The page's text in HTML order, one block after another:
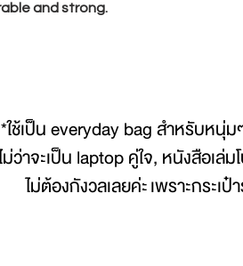
and strong.
*ใช้เป็น everyday bag สำหรับหนุ่
ม่ว่าจะเป็น laptop คู่ใจ, หนังสือเล่
ไม่ต้องกังวลเลยค่ะ เพราะกระ